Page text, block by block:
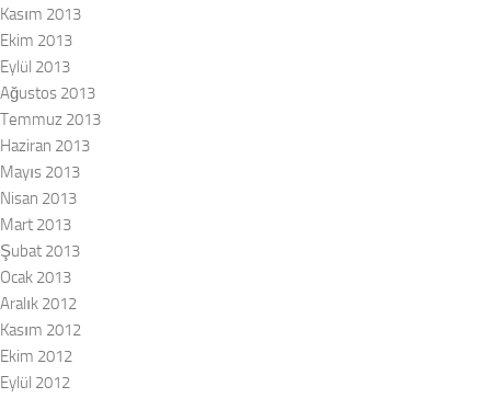
Kasım 2013
Ekim 2013
Eylül 2013
Ağustos 2013
Temmuz 2013
Haziran 2013
Mayıs 2013
Nisan 2013
Mart 2013
Şubat 2013
Ocak 2013
Aralık 2012
Kasım 2012
Ekim 2012
Eylül 2012